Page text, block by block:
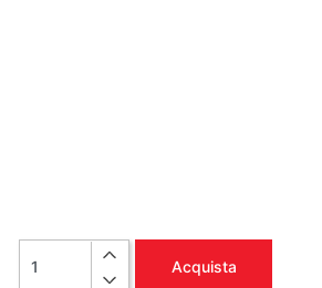
Acquista